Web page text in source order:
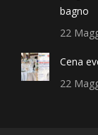
bagno
22
Cena
22